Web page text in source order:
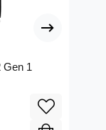
Gen 1